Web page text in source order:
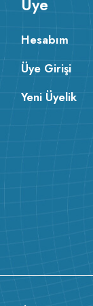
Hesabım
Üye Girişi
Yeni Üyelik